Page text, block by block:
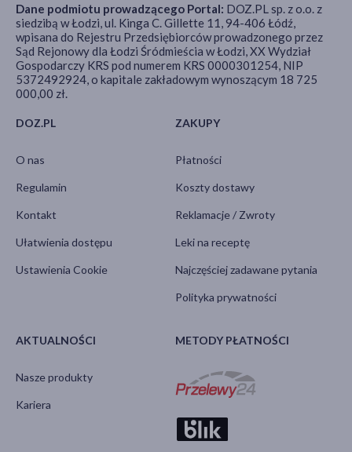
DOZ.PL
O nas
Regulamin
Kontakt
Ułatwienia dostępu
Ustawienia Cookie
ZAKUPY
Płatności
Koszty dostawy
Reklamacje / Zwroty
Leki na receptę
Najczęściej zadawane pytania
Polityka prywatności
AKTUALNOŚCI
Nasze produkty
Kariera
METODY PŁATNOŚCI
Dane podmiotu prowadzącego Portal: DOZ.PL sp. z o.o. z
siedzibą w Łodzi, ul. Kinga C. Gillette 11, 94-406 Łódź,
wpisana do Rejestru Przedsiębiorców prowadzonego przez
Sąd Rejonowy dla Łodzi Śródmieścia w Łodzi, XX Wydział
Gospodarczy KRS pod numerem KRS 0000301254, NIP
5372492924, o kapitale zakładowym wynoszącym 18 725
000,00 zł.